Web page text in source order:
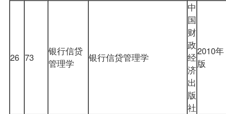
26 73
银行信贷
管理学
银行信贷管理学
中
国
财
政
经
济
出
版
社
2010年
版